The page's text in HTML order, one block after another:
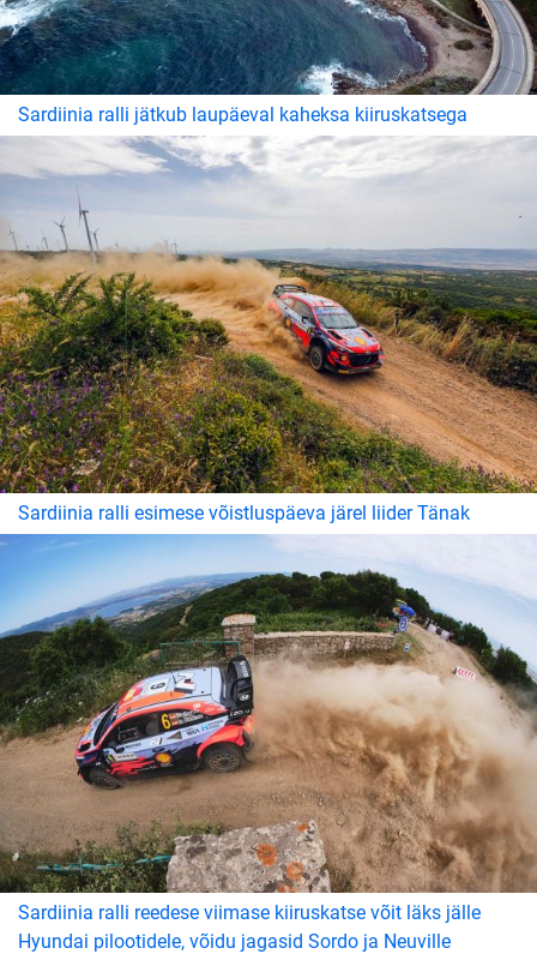
Sardiinia ralli jätkub laupäeval kaheksa kiiruskatsega
Sardiinia ralli esimese võistluspäeva järel liider Tänak
Sardiinia ralli reedese viimase kiiruskatse võit läks jälle
Hyundai pilootidele, võidu jagasid Sordo ja Neuville